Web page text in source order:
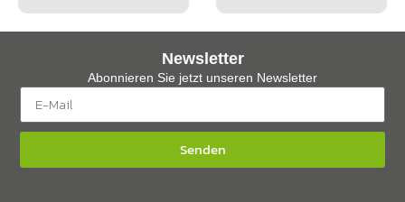
Newsletter
Abonnieren Sie jetzt unseren Newsletter
Senden